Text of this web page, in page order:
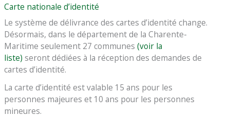
Carte nationale d’identité
Le système de délivrance des cartes d’identité change.
Désormais, dans le département de la Charente-
Maritime seulement 27 communes(voir la
liste) seront dédiées à la réception des demandes de
cartes d’identité.
La carte d’identité est valable 15 ans pour les
personnes majeures et 10 ans pour les personnes
mineures.